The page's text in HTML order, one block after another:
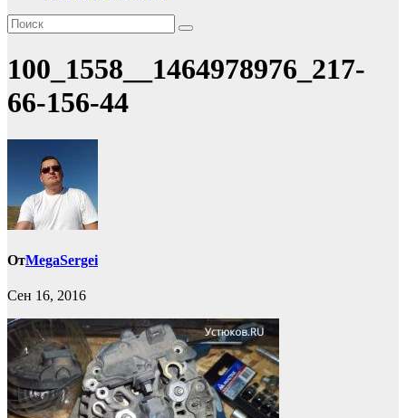
100_1558__1464978976_217-
66-156-44
ОтMegaSergei
Сен 16, 2016